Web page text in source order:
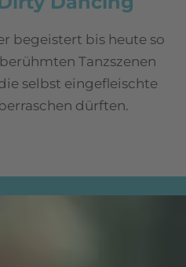
begeistert bis heute so
Tanzszenen
selbst eingefleischte
dürften.